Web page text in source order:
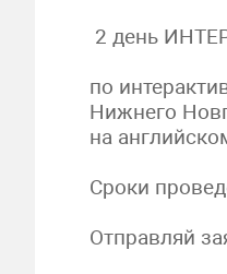
2 день
по
Нижнего
на
Сроки
Отправляй